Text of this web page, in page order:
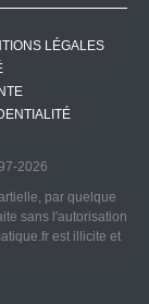
LÉGALES
2026
par quelque
sans l'autorisation
est illicite et